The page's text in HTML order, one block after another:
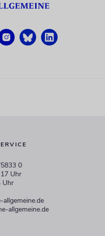
0
Uhr
Uhr
allgemeine.de
allgemeine.de